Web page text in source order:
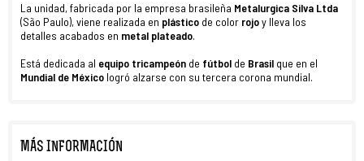
La unidad, fabricada por la empresa brasileña Metalurgica Silva Ltda
(São Paulo), viene realizada en plástico de color rojoy lleva los
detalles acabados en metal plateado.
Está dedicada al equipo tricampeón de fútbol de Brasil que en el
Mundial de México logró alzarse con su tercera corona mundial.
MÁS INFORMACIÓN